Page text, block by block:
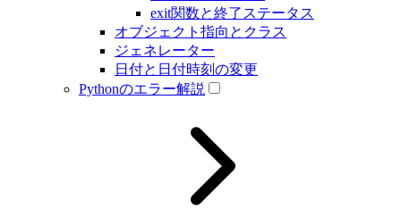
exit関数と終了ステータス
オブジェクト指向とクラス
ジェネレーター
日付と日付時刻の変更
Pythonのエラー解説